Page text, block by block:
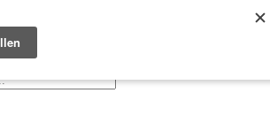
E-Mail